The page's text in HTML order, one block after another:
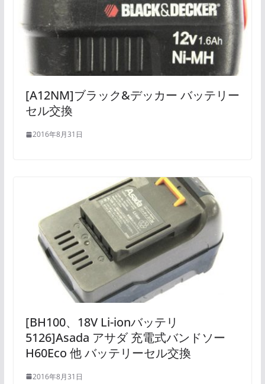
[A12NM]ブラック&デッカー バッテリー
セル交換
2016年8月31日
[BH100、18V Li-ionバッテリ
5126]Asada アサダ 充電式バンドソー
H60Eco 他 バッテリーセル交換
2016年8月31日